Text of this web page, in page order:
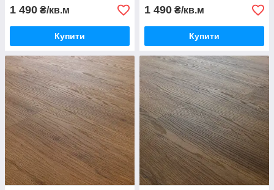
1 490 ₴/кв.м
Купити
1 490 ₴/кв.м
Купити